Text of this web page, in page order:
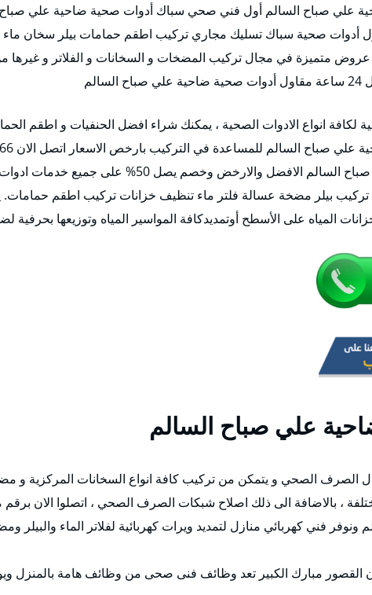
علي صباح السالم أول فني صحي سباك أدوات صحية ضاحية علي صباح
صحية سباك تسليك مجاري تركيب اطقم حمامات بيلر سخان ماء
عروض متميزة في مجال تركيب المضخات و السخانات و الفلاتر و
لكافة انواع الادوات الصحية ، يمكنك شراء افضل الحنفيات و اطقم
فني صحي ضاحية علي صباح السالم الافضل والارخض وخصم يصل
بيلر مضخة عسالة فلتر ماء تنظيف خزانات تركيب اطقم
المياه على الأسطح أوتمديدكافة المواسير المياه وتوزيعها بحرفية
علي صباح السالم
، بالاضافة الى ذلك اصلاح شبكات الصرف الصحي ، اتصلوا الان
فني كهربائي منازل لتمديد ويرات كهربائية لفلاتر الماء والبيلر
القصور مبارك الكبير تعد وظائف فنى صحى من وظائف هامة بالمنزل